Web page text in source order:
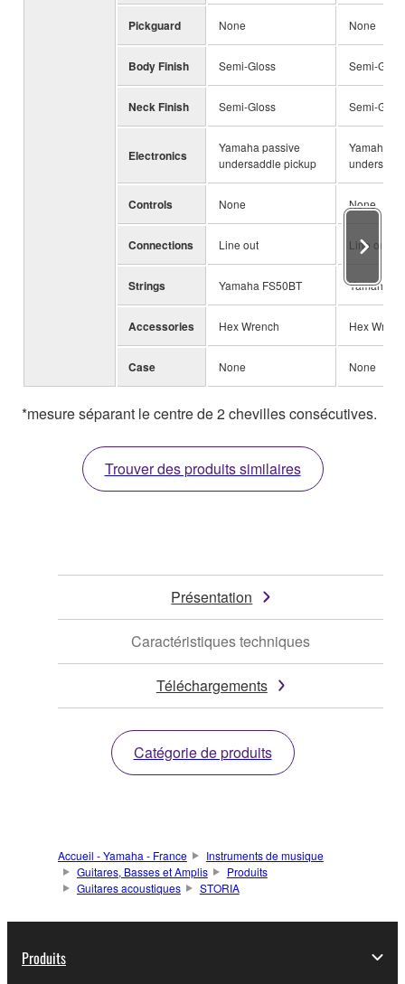
Pickguard None None
Body Finish Semi-Gloss Semi-Gloss
Neck Finish Semi-Gloss Semi-Gloss
Electronics
Yamaha passive
undersaddle pickup
Yamaha
Controls None None
Connections Line out Line out
Strings Yamaha FS50BT Yamaha
Accessories Hex Wrench Hex
Case None None
*mesure séparant le centre de 2 chevilles consécutives.
Trouver des produits similaires
Présentation
Caractéristiques techniques
Téléchargements
Catégorie de produits
Accueil - Yamaha - France
Instruments de musique
Guitares, Basses et Amplis
Produits
Guitares acoustiques
STORIA
Produits